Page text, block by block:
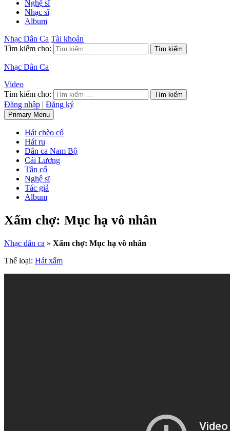
Nghệ sĩ
Nhạc sĩ
Album
Nhạc Dân Ca Tài khoản
Tìm kiếm cho:
Nhạc Dân Ca
Video
Tìm kiếm cho:
Đăng nhập | Đăng ký
Primary Menu
Hát chèo cổ
Hát ru
Dân ca Nam Bộ
Cải Lương
Tân cổ
Nghệ sĩ
Tác giả
Album
Xẩm chợ: Mục hạ vô nhân
Nhạc dân ca » Xẩm chợ: Mục hạ vô nhân
Thể loại: Hát xẩm